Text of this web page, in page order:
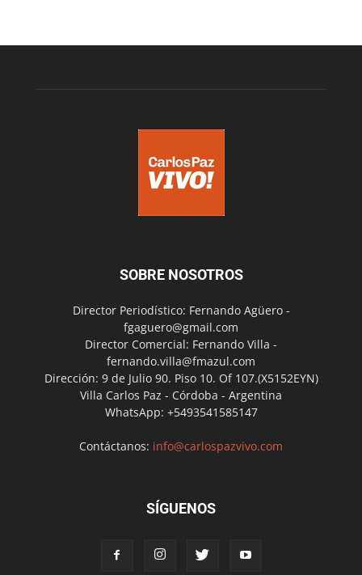
SOBRE NOSOTROS
Director Periodístico: Fernando Agüero -
fgaguero@gmail.com
Director Comercial: Fernando Villa -
fernando.villa@fmazul.com
Dirección: 9 de Julio 90. Piso 10. Of 107.(X5152EYN)
Villa Carlos Paz - Córdoba - Argentina
WhatsApp: +5493541585147
Contáctanos: info@carlospazvivo.com
SÍGUENOS